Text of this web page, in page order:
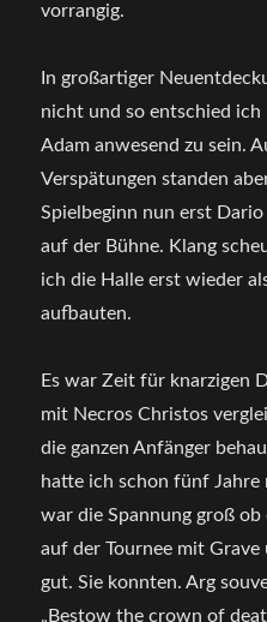
vorrangig.
In großartiger
nicht und so entschied
Adam anwesend zu sein.
Verspätungen standen
Spielbeginn nun erst
auf der Bühne. Klang
ich die Halle erst wieder
aufbauten.
Es war Zeit für knarzigen
mit Necros Christos
die ganzen Anfänger
hatte ich schon fünf Jahre
war die Spannung groß
auf der Tournee mit
gut. Sie konnten. Arg
„Bestow the crown of